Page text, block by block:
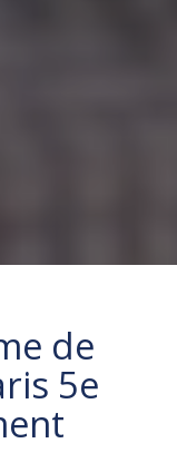
de
5e